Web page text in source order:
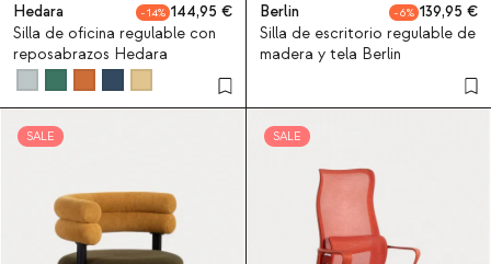
Hedara 14
144,95
Silla de oficina regulable con
reposabrazos Hedara
Berlin 6
139,95
Silla de escritorio regulable de
madera y tela Berlin
SALE SALE